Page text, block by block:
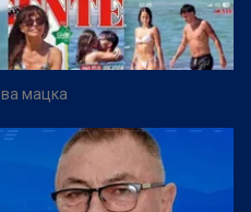
мацка